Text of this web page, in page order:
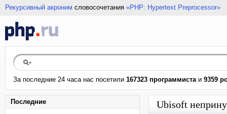
Рекурсивный акроним словосочетания «PHP: Hypertext Preprocessor»
За последние 24 часа нас посетили 167323 программистаи 9359
Последние Ubisoft